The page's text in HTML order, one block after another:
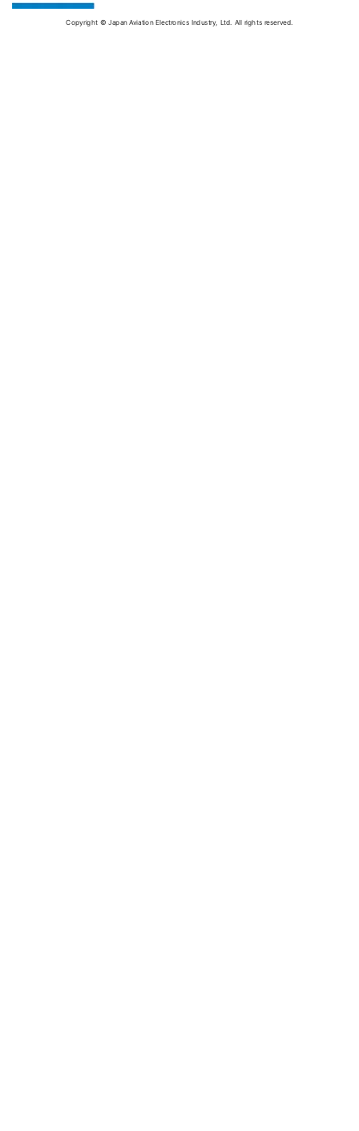
Copyright © Japan Aviation Electronics Industry, Ltd. All rights reserved.